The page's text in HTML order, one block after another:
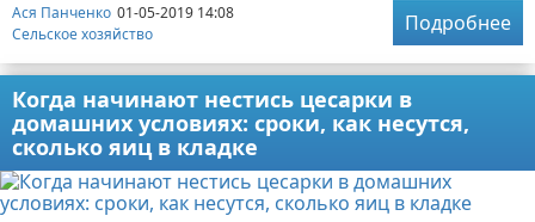
Ася Панченко 01-05-2019 14:08
Сельское хозяйство
Подробнее
Когда начинают нестись цесарки в
домашних условиях: сроки, как несутся,
сколько яиц в кладке